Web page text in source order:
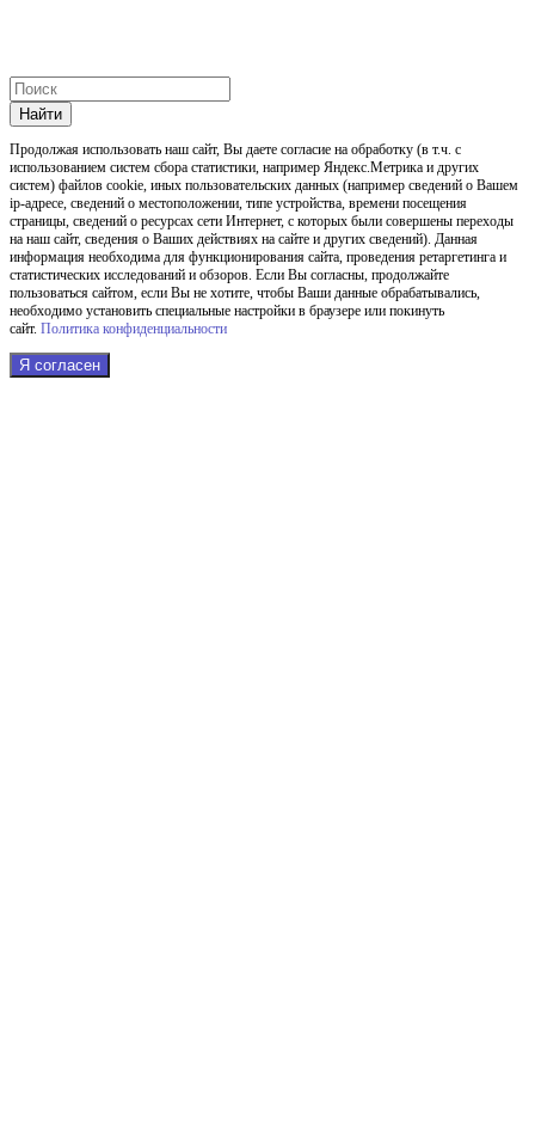
Найти
Продолжая использовать наш cайт, Вы даете согласие на обработку (в т.ч. с
использованием систем сбора статистики, например Яндекс.Метрика и других
систем) файлов cookie, иных пользовательских данных (например сведений о Вашем
ip-адресе, сведений о местоположении, типе устройства, времени посещения
страницы, сведений о ресурсах сети Интернет, с которых были совершены переходы
на наш сайт, сведения о Ваших действиях на сайте и других сведений). Данная
информация необходима для функционирования сайта, проведения ретаргетинга и
статистических исследований и обзоров. Если Вы согласны, продолжайте
пользоваться сайтом, если Вы не хотите, чтобы Ваши данные обрабатывались,
необходимо установить специальные настройки в браузере или покинуть
сайт. Политика конфиденциальности
Я согласен